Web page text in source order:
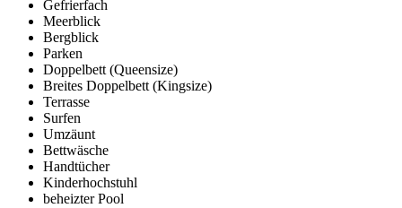
Gefrierfach
Meerblick
Bergblick
Parken
Doppelbett (Queensize)
Breites Doppelbett (Kingsize)
Terrasse
Surfen
Umzäunt
Bettwäsche
Handtücher
Kinderhochstuhl
beheizter Pool